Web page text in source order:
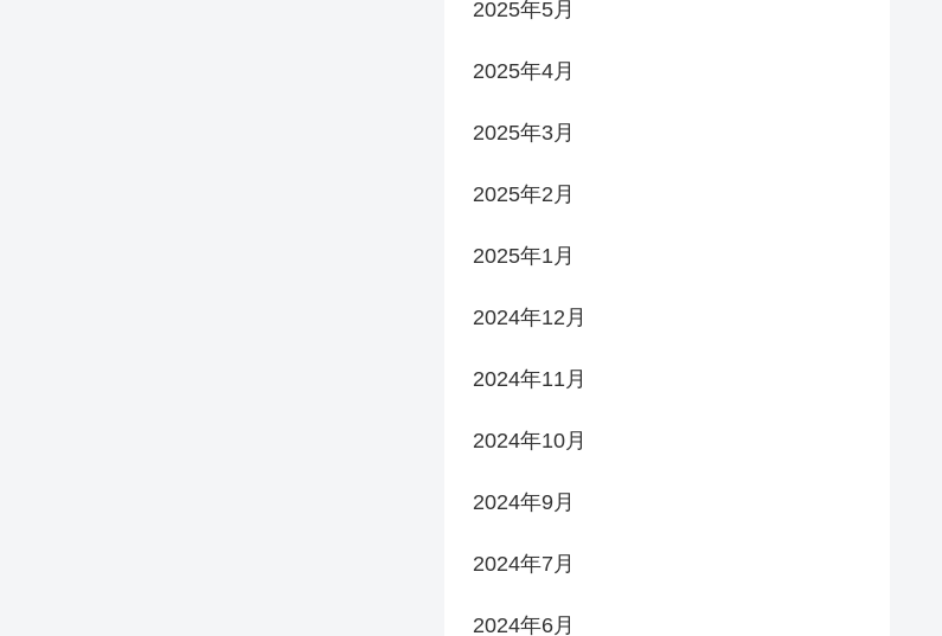
2025年5月
2025年4月
2025年3月
2025年2月
2025年1月
2024年12月
2024年11月
2024年10月
2024年9月
2024年7月
2024年6月